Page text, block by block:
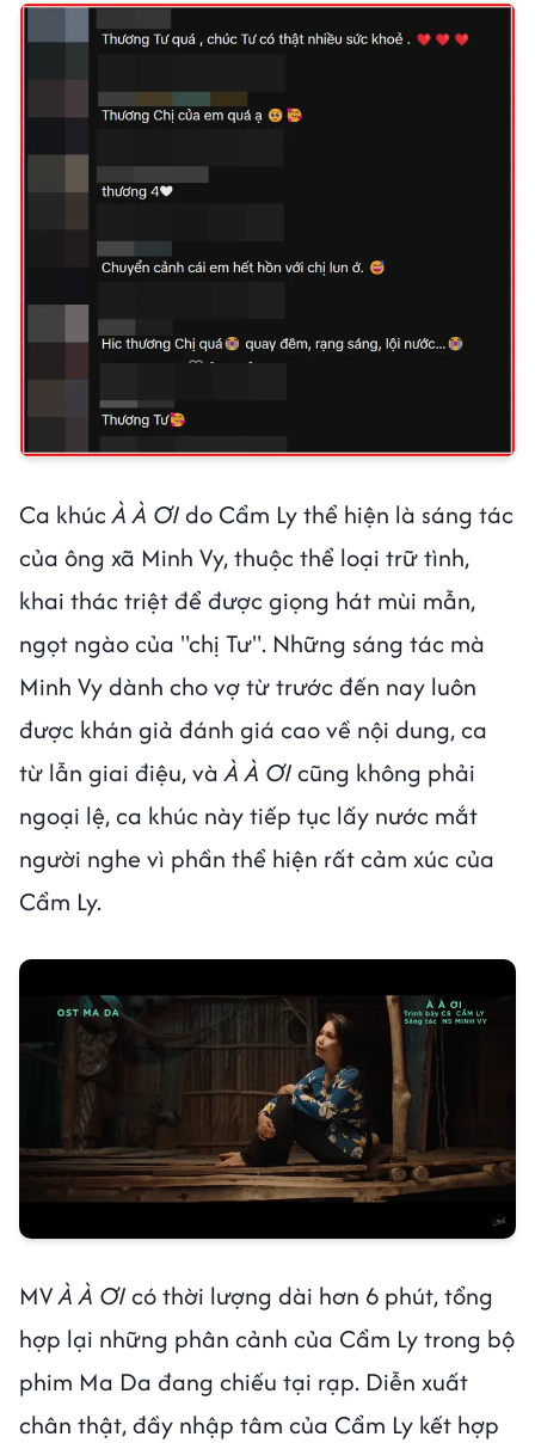
Ca khúcÀ À ƠIdo Cẩm Ly thể hiện là sáng tác
của ông xã Minh Vy, thuộc thể loại trữ tình,
khai thác triệt để được giọng hát mùi mẫn,
ngọt ngào của "chị Tư". Những sáng tác mà
Minh Vy dành cho vợ từ trước đến nay luôn
được khán giả đánh giá cao về nội dung, ca
từ lẫn giai điệu, vàÀ À ƠIcũng không phải
ngoại lệ, ca khúc này tiếp tục lấy nước mắt
người nghe vì phần thể hiện rất cảm xúc của
Cẩm Ly.
MVÀ À ƠIcó thời lượng dài hơn 6 phút, tổng
hợp lại những phân cảnh của Cẩm Ly trong bộ
phim Ma Da đang chiếu tại rạp. Diễn xuất
chân thật, đầy nhập tâm của Cẩm Ly kết hợp